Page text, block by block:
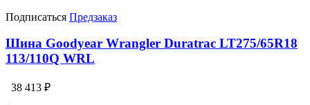
Подписаться Предзаказ
Шина Goodyear Wrangler Duratrac LT275/65R18
113/110Q WRL
38 413 ₽